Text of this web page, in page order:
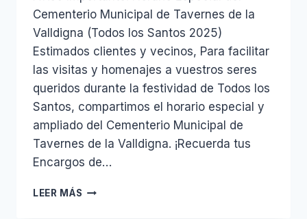
Cementerio Municipal de Tavernes de la
Valldigna (Todos los Santos 2025)
Estimados clientes y vecinos, Para facilitar
las visitas y homenajes a vuestros seres
queridos durante la festividad de Todos los
Santos, compartimos el horario especial y
ampliado del Cementerio Municipal de
Tavernes de la Valldigna. ¡Recuerda tus
Encargos de…
LEER MÁS HORARIO